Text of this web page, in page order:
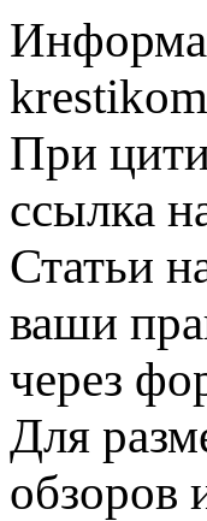
При
ссылка
Статьи
ваши
через
Для
обзоров